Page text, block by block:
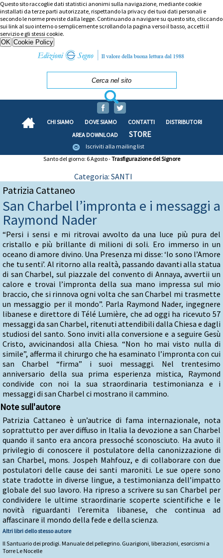
Questo sito raccoglie dati statistici anonimi sulla navigazione, mediante cookie
installati da terze parti autorizzate, rispettando la privacy dei tuoi dati personali e
secondo le norme previste dalla legge. Continuando a navigare su questo sito, cliccando
sui link al suo interno o semplicemente scrollando la pagina verso il basso, accetti il
servizio e gli stessi cookie.
CHI SIAMO DOVE SIAMO CONTATTI
DISTRIBUTORI
AREA DOWNLOAD
STORE
Iscriviti alla mailing list
Santo del giorno: 6 Agosto -Trasfigurazione del Signore
Categoria: SANTI
Patrizia Cattaneo
San Charbel l’impronta e i messaggi a
Raymond Nader
“Persi i sensi e mi ritrovai avvolto da una luce più pura del
cristallo e più brillante di milioni di soli. Ero immerso in un
oceano di amore divino. Una Presenza mi disse: ‘Io sono l’Amore
che tu senti’. Al ritorno alla realtà, passando davanti alla statua
di san Charbel, sul piazzale del convento di Annaya, avvertii un
calore e trovai l’impronta della sua mano impressa sul mio
braccio, che si rinnova ogni volta che san Charbel mi trasmette
un messaggio per il mondo”. Parla Raymond Nader, ingegnere
libanese e direttore di Télé Lumière, che ad oggi ha ricevuto 57
messaggi da san Charbel, ritenuti attendibili dalla Chiesa e dagli
studiosi del santo. Sono inviti alla conversione e a seguire Gesù
Cristo, avvicinandosi alla Chiesa. “Non ho mai visto nulla di
simile”, afferma il chirurgo che ha esaminato l’impronta con cui
san Charbel “firma” i suoi messaggi. Nel trentesimo
anniversario della sua prima esperienza mistica, Raymond
condivide con noi la sua straordinaria testimonianza e i
messaggi di san Charbel ci mostrano il cammino.
Note sull'autore
Patrizia Cattaneo è un’autrice di fama internazionale, nota
soprattutto per aver diffuso in Italia la devozione a san Charbel
quando il santo era ancora pressoché sconosciuto. Ha avuto il
privilegio di conoscere il postulatore della canonizzazione di
san Charbel, mons. Jospeh Mahfouz, e di collaborare con due
postulatori delle cause dei santi maroniti. Le sue opere sono
state tradotte in diverse lingue, a testimonianza dell’impatto
globale del suo lavoro. Ha ripreso a scrivere su san Charbel per
condividere le ultime straordinarie scoperte scientifiche e le
novità riguardanti l’eremita libanese, che continua ad
affascinare il mondo della fede e della scienza.
Altri libri dello stesso autore
Il Santuario dei prodigi. Manuale del pellegrino. Guarigioni, liberazioni, esorcismi a
Torre Le Nocelle